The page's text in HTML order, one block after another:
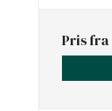
Pris fra